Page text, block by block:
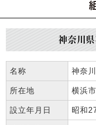
神奈川
名称 神奈
所在地 横浜
設立年月日 昭和